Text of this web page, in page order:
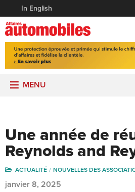
In English
MENU
Une année de
Reynolds and
ACTUALITÉ NOUVELLES DES
janvier 8, 2025